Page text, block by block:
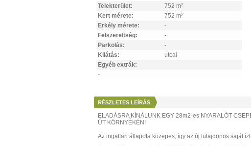
Telekterület:
752 m2
Kert mérete: 752 m2
Erkély mérete:
-
Felszereltség:
-
Parkolás:
-
Kilátás:
utcai
Egyéb extrák:
-
RÉSZLETES LEÍRÁS
ELADÁSRA KÍNÁLUNK EGY 28m2-es NYARALÓT
ÚT KÖRNYÉKÉN!
Az ingatlan állapota közepes, így az új tulajdonos saját